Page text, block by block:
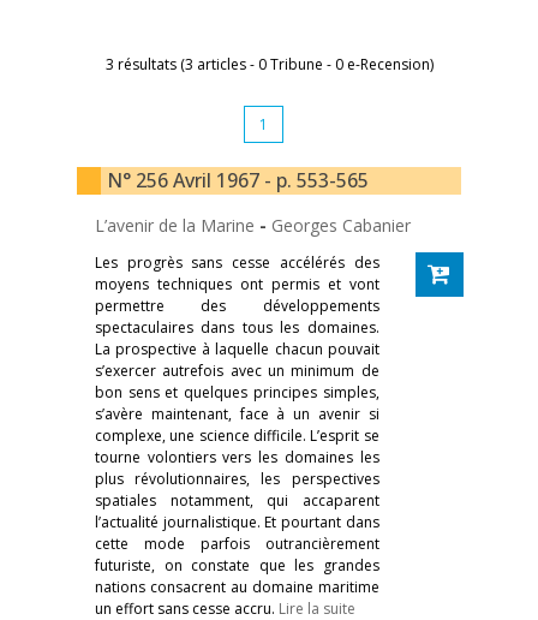
3 résultats (3 articles - 0 Tribune - 0 e-Recension)
1
N° 256 Avril 1967 - p. 553-565
L’avenir de la Marine - Georges Cabanier
Les progrès sans cesse accélérés des
moyens techniques ont permis et vont
permettre des développements
spectaculaires dans tous les domaines.
La prospective à laquelle chacun pouvait
s’exercer autrefois avec un minimum de
bon sens et quelques principes simples,
s’avère maintenant, face à un avenir si
complexe, une science difficile. L’esprit se
tourne volontiers vers les domaines les
plus révolutionnaires, les perspectives
spatiales notamment, qui accaparent
l’actualité journalistique. Et pourtant dans
cette mode parfois outrancièrement
futuriste, on constate que les grandes
nations consacrent au domaine maritime
un effort sans cesse accru. Lire la suite